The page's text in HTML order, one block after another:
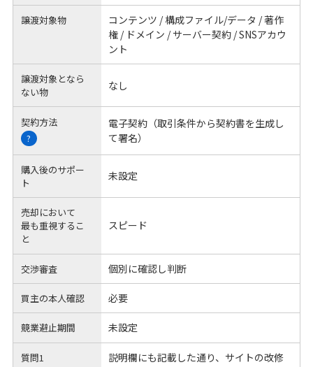
譲渡対象物
コンテンツ / 構成ファイル/データ / 著作
権 / ドメイン / サーバー契約 / SNSアカウ
ント
譲渡対象となら
ない物
なし
契約方法
?
電子契約（取引条件から契約書を生成し
て署名）
購入後のサポー
ト
未設定
売却において
最も重視するこ
と
スピード
交渉審査 個別に確認し判断
買主の本人確認 必要
競業避止期間 未設定
質問1
説明欄にも記載した通り、サイトの改修